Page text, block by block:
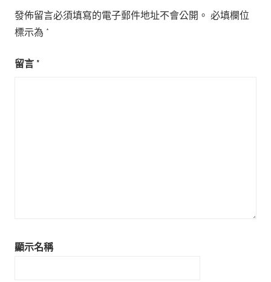
發佈留言必須填寫的電子郵件地址不會公開。 必填欄位
標示為 *
留言 *
顯示名稱